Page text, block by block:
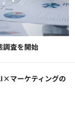
調査を開始
マーケティングの